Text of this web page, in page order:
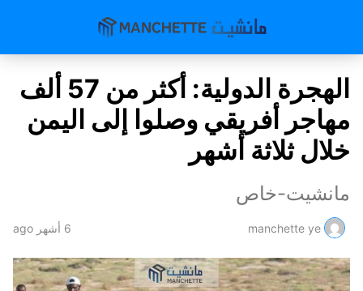
الهجرة الدولية: أكثر من 57 ألف
مهاجر أفريقي وصلوا إلى اليمن
خلال ثلاثة أشهر
مانشيت-خاص
manchette ye 6 أشهر ago